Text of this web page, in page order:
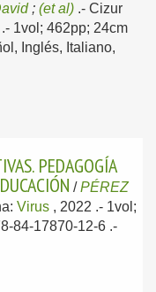
; (et al) .- Cizur
.- 1vol; 462pp; 24cm
Inglés, Italiano,
PEDAGOGÍA
/PÉREZ
Virus , 2022 .- 1vol;
84-17870-12-6 .-